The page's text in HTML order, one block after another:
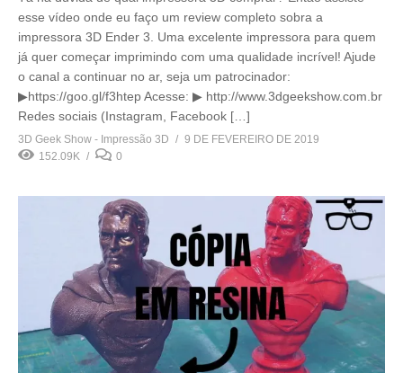
esse vídeo onde eu faço um review completo sobra a
impressora 3D Ender 3. Uma excelente impressora para quem
já quer começar imprimindo com uma qualidade incrível! Ajude
o canal a continuar no ar, seja um patrocinador:
▶https://goo.gl/f3htep Acesse: ▶ http://www.3dgeekshow.com.br
Redes sociais (Instagram, Facebook […]
3D Geek Show - Impressão 3D
9 DE FEVEREIRO DE 2019
152.09K
0